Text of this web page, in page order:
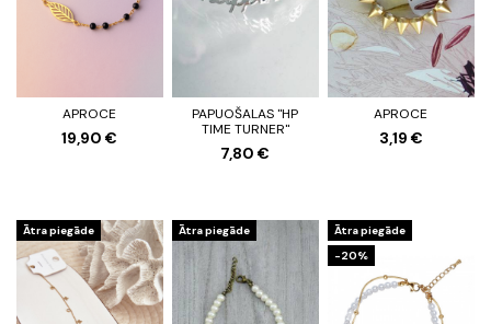
APROCE
19,90 €
PAPUOŠALAS "HP
TIME TURNER"
7,80 €
APROCE
3,19 €
Ātra piegāde Ātra piegāde
Ātra piegāde
-20%